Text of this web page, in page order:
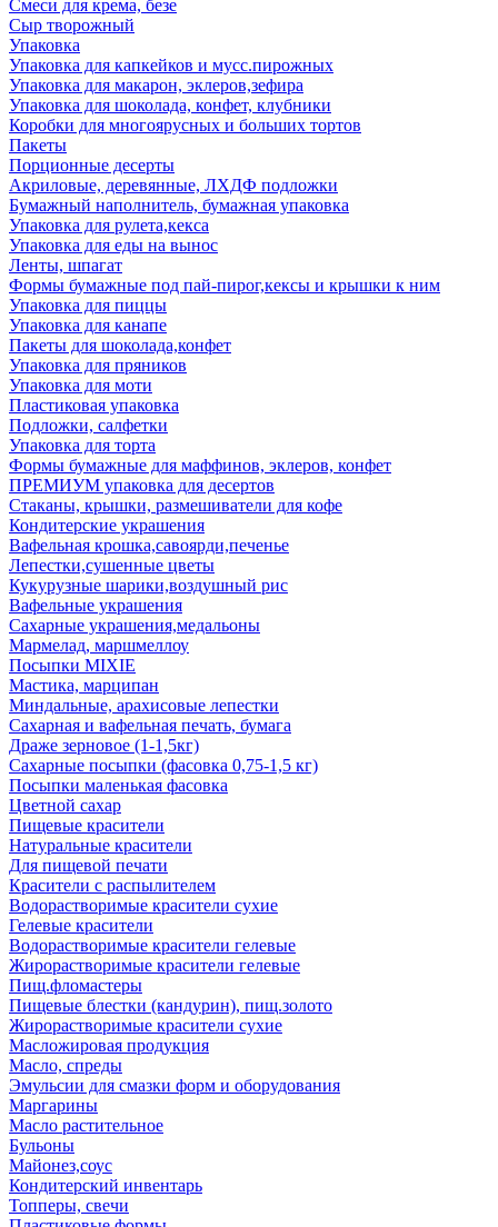
Смеси для крема, безе
Сыр творожный
Упаковка
Упаковка для капкейков и мусс.пирожных
Упаковка для макарон, эклеров,зефира
Упаковка для шоколада, конфет, клубники
Коробки для многоярусных и больших тортов
Пакеты
Порционные десерты
Акриловые, деревянные, ЛХДФ подложки
Бумажный наполнитель, бумажная упаковка
Упаковка для рулета,кекса
Упаковка для еды на вынос
Ленты, шпагат
Формы бумажные под пай-пирог,кексы и крышки к ним
Упаковка для пиццы
Упаковка для канапе
Пакеты для шоколада,конфет
Упаковка для пряников
Упаковка для моти
Пластиковая упаковка
Подложки, салфетки
Упаковка для торта
Формы бумажные для маффинов, эклеров, конфет
ПРЕМИУМ упаковка для десертов
Стаканы, крышки, размешиватели для кофе
Кондитерские украшения
Вафельная крошка,савоярди,печенье
Лепестки,сушенные цветы
Кукурузные шарики,воздушный рис
Вафельные украшения
Сахарные украшения,медальоны
Мармелад, маршмеллоу
Посыпки MIXIE
Мастика, марципан
Миндальные, арахисовые лепестки
Сахарная и вафельная печать, бумага
Драже зерновое (1-1,5кг)
Сахарные посыпки (фасовка 0,75-1,5 кг)
Посыпки маленькая фасовка
Цветной сахар
Пищевые красители
Натуральные красители
Для пищевой печати
Красители с распылителем
Водорастворимые красители сухие
Гелевые красители
Водорастворимые красители гелевые
Жирорастворимые красители гелевые
Пищ.фломастеры
Пищевые блестки (кандурин), пищ.золото
Жирорастворимые красители сухие
Масложировая продукция
Масло, спреды
Эмульсии для смазки форм и оборудования
Маргарины
Масло растительное
Бульоны
Майонез,соус
Кондитерский инвентарь
Топперы, свечи